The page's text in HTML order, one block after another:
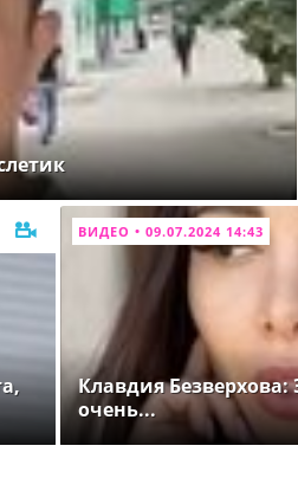
ВИДЕО • 09.07.2024 14:43
Клавдия Безверхова:
очень...